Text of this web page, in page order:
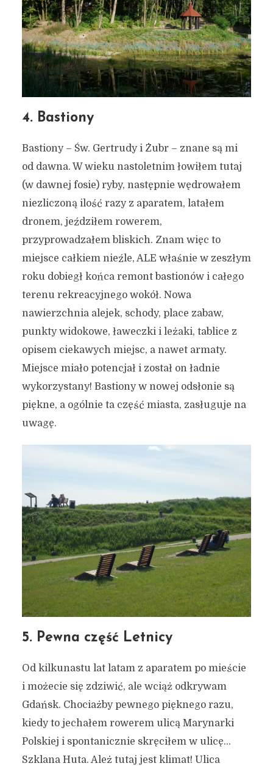
7 NAJPIĘKNIEJSZYCH
miejsc w Gdańsku, które
odkryłem w 2024 roku! #1
5 stycznia 2025
5 min czytania
Autor:
Kamil Sulewski
4. Bastiony
Bastiony – Św. Gertrudy i Żubr – znane są mi
od dawna. W wieku nastoletnim łowiłem tutaj
(w dawnej fosie) ryby, następnie wędrowałem
niezliczoną ilość razy z aparatem, latałem
dronem, jeździłem rowerem,
przyprowadzałem bliskich. Znam więc to
miejsce całkiem nieźle, ALE właśnie w zeszłym
roku dobiegł końca remont bastionów i całego
terenu rekreacyjnego wokół. Nowa
nawierzchnia alejek, schody, place zabaw,
punkty widokowe, ławeczki i leżaki, tablice z
opisem ciekawych miejsc, a nawet armaty.
Miejsce miało potencjał i został on ładnie
wykorzystany! Bastiony w nowej odsłonie są
piękne, a ogólnie ta część miasta, zasługuje na
uwagę.
5. Pewna część Letnicy
Od kilkunastu lat latam z aparatem po mieście
i możecie się zdziwić, ale wciąż odkrywam
Gdańsk. Chociażby pewnego pięknego razu,
kiedy to jechałem rowerem ulicą Marynarki
Polskiej i spontanicznie skręciłem w ulicę…
Szklana Huta. Ależ tutaj jest klimat! Ulica